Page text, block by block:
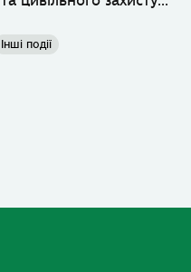
Інші події